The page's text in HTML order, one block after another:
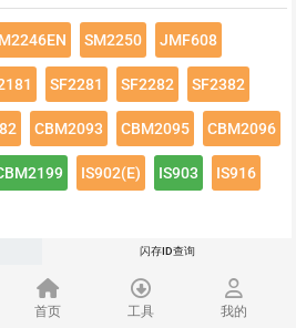
首页 工具 我的
SM2250 JMF608
SF2281 SF2282 SF2382
CBM2093 CBM2095 CBM2096
IS902(E) IS903 IS916
闪存ID查询